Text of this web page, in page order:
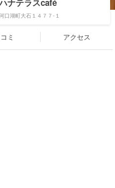
口湖町大石１４７７-１
ミ アクセス